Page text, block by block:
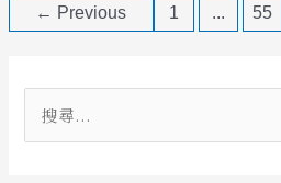
山
一
農
夫
趣
啡
臺
← Previous 1 ... 55